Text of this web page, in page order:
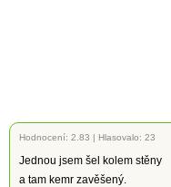
Hodnocení: 2.83 | Hlasovalo: 23
Jednou jsem šel kolem stěny
a tam kemr zavěšený.